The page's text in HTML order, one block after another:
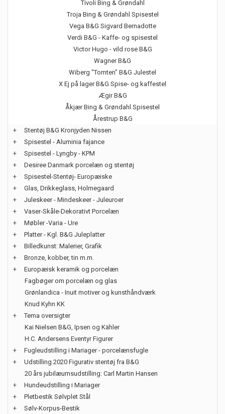
Tivoli Bing & Grøndahl
Troja Bing & Grøndahl Spisestel
Vega B&G Sigvard Bernadotte
Verdi B&G - Kaffe- og spisestel
Victor Hugo - vild rose B&G
Wagner B&G
Wiberg "Tomten" B&G Julestel
X Ej på lager B&G Spise- og kaffestel
Ægir B&G
Åkjær Bing & Grøndahl Spisestel
Årestrup B&G
+
Stentøj B&G Kronjyden Nissen
+
Spisestel - Aluminia fajance
+
Spisestel - Lyngby - KPM
+
Desiree Danmark porcelæn og stentøj
+
Spisestel-Stentøj- Europæiske
+
Glas, Drikkeglass, Holmegaard
+
Juleskeer - Mindeskeer - Juleuroer
+
Vaser-Skåle-Dekorativt Porcelæn
+
Møbler -Varia - Ure
+
Platter - Kgl. B&G Juleplatter
+
Billedkunst: Malerier, Grafik
+
Bronze, kobber, tin m.m.
+
Europæisk keramik og porcelæn
Fagbøger om porcelæn og glas
Grønlandica - Inuit motiver og kunsthåndværk
Knud Kyhn KK
+
Tema oversigter
Kai Nielsen B&G, Ipsen og Kähler
H.C. Andersens Eventyr Figurer
+
Fugleudstilling i Mariager - porcelænsfugle
+
Udstilling 2020 Figurativ stentøj fra B&G
20 års jubilæumsudstilling: Carl Martin Hansen
+
Hundeudstilling i Mariager
+
Pletbestik Sølvplet Stål
+
Sølv-Korpus-Bestik